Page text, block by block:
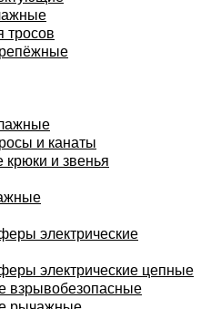
и канаты
и звенья
электрические
электрические цепные
взрывобезопасные